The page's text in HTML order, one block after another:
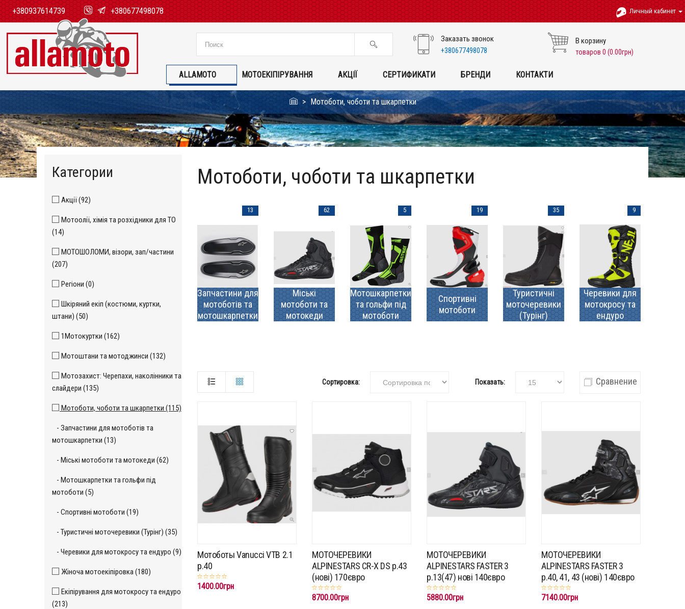
+380937614739 +380677498078 Личный кабинет
Заказать звонок
+380677498078
В корзину
товаров 0 (0.00грн)
ALLAMOTO МОТОЕКІПІРУВАННЯ АКЦІЇ СЕРТИФИКАТИ БРЕНДИ КОНТАКТИ
Мотоботи, чоботи та шкарпетки
Категории
Акції (92)
Мотоолії, хімія та розхідники для ТО
(14)
МОТОШОЛОМИ, візори, зап/частини
(207)
Регіони (0)
Шкіряний екіп (костюми, куртки,
штани) (50)
1Мотокуртки (162)
Мотоштани та мотоджинси (132)
Мотозахист: Черепахи, наколінники та
слайдери (135)
Мотоботи, чоботи та шкарпетки (115)
- Запчастини для мотоботів та
мотошкарпетки (13)
- Міські мотоботи та мотокеди (62)
- Мотошкарпетки та гольфи під
мотоботи (5)
- Спортивні мотоботи (19)
- Туристичні моточеревики (Турінг) (35)
- Черевики для мотокросу та ендуро (9)
Жіноча мотоекіпіровка (180)
Екіпірування для мотокросу та ендуро
(213)
Мотоботи, чоботи та шкарпетки
Запчастини для
мотоботів та
мотошкарпетки
13
Міські
мотоботи та
мотокеди
62
Мотошкарпетки
та гольфи під
мотоботи
5
Спортивні
мотоботи
19
Туристичні
моточеревики
(Турінг)
35
Черевики для
мотокросу та
ендуро
9
Сортировка: Показать: Сравнение
Мотоботы Vanucci VTB 2.1
р.40
1400.00грн
МОТОЧЕРЕВИКИ
ALPINESTARS CR-X DS p.43
(нові) 170євро
8700.00грн
МОТОЧЕРЕВИКИ
ALPINESTARS FASTER 3
p.13(47) нові 140євро
5880.00грн
МОТОЧЕРЕВИКИ
ALPINESTARS FASTER 3
p.40, 41, 43 (нові) 140євро
7140.00грн